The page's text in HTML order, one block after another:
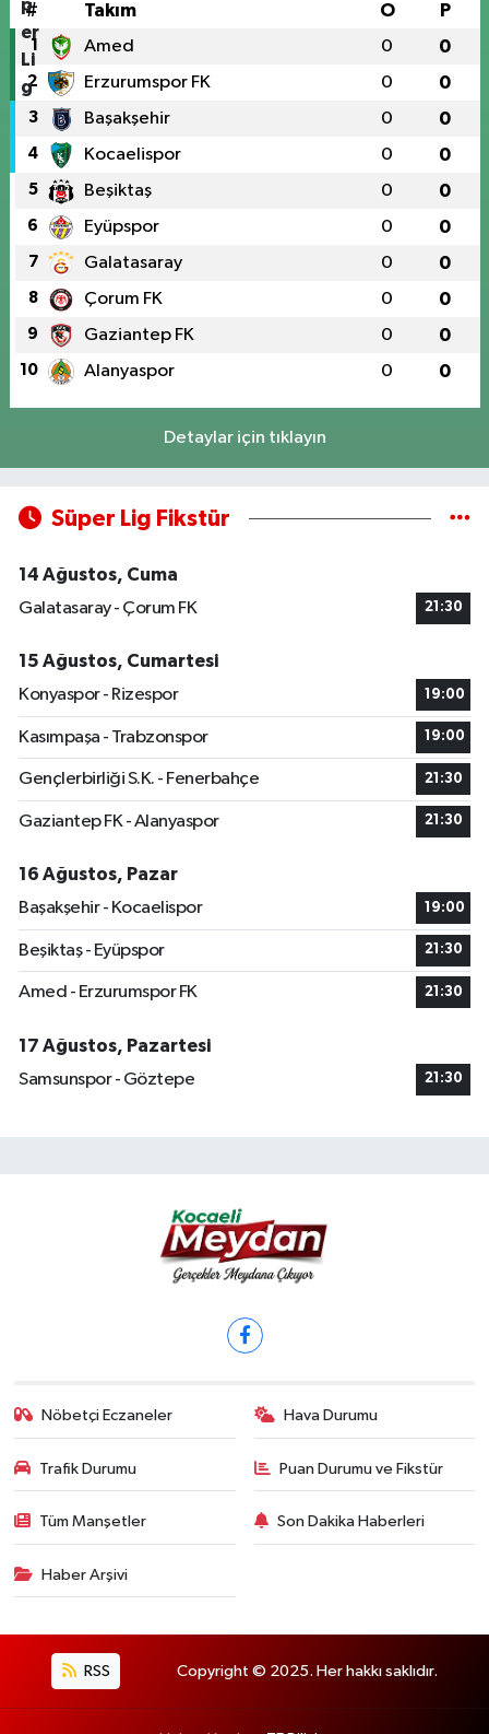
# Takım O P
1 Amed 0 0
2 Erzurumspor FK 0 0
3 Başakşehir 0 0
4 Kocaelispor 0 0
5 Beşiktaş 0 0
6 Eyüpspor 0 0
7 Galatasaray 0 0
8 Çorum FK 0 0
9 Gaziantep FK 0 0
10 Alanyaspor 0 0
Detaylar için tıklayın
Süper Lig Fikstür
14 Ağustos, Cuma
Galatasaray - Çorum FK
21:30
15 Ağustos, Cumartesi
Konyaspor - Rizespor
19:00
Kasımpaşa - Trabzonspor 19:00
Gençlerbirliği S.K. - Fenerbahçe 21:30
Gaziantep FK - Alanyaspor 21:30
16 Ağustos, Pazar
Başakşehir - Kocaelispor
19:00
Beşiktaş - Eyüpspor 21:30
Amed - Erzurumspor FK 21:30
17 Ağustos, Pazartesi
Samsunspor - Göztepe
21:30
Nöbetçi Eczaneler Hava Durumu
Trafik Durumu Puan Durumu ve Fikstür
Tüm Manşetler Son Dakika Haberleri
Haber Arşivi
RSS Copyright © 2025. Her hakkı saklıdır.